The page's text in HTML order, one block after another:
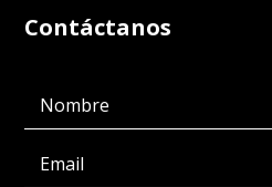
Contáctanos